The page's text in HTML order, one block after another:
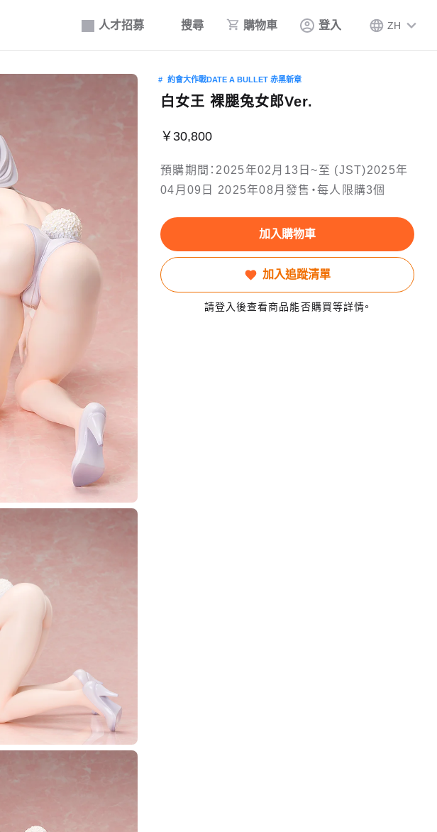
人才招募 搜尋 購物車 登入 ZH
約會大作戰DATE A BULLET 赤黑新章
白女王 裸腿兔女郎Ver.
￥30,800
預購期間：2025年02月13日~至 (JST)2025年
04月09日 2025年08月發售・每人限購3個
加入購物車
加入追蹤清單
請登入後查看商品能否購買等詳情。